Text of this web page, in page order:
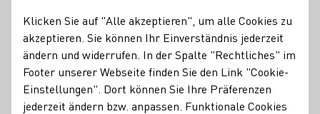
Die Hong Kong International Wine & Spirits Fair und die
ProWine Shanghai bieten eine geeignete Plattform,
deutsche Weine in Szene zu setzen und sich mit Händlern,
Importeuren und Partnern im asiatischen Raum zu
vernetzen.
Klicken Sie auf "Alle akzeptieren", um alle Cookies zu
akzeptieren. Sie können Ihr Einverständnis jederzeit
ändern und widerrufen. In der Spalte "Rechtliches" im
Footer unserer Webseite finden Sie den Link "Cookie-
Einstellungen". Dort können Sie Ihre Präferenzen
jederzeit ändern bzw. anpassen. Funktionale Cookies